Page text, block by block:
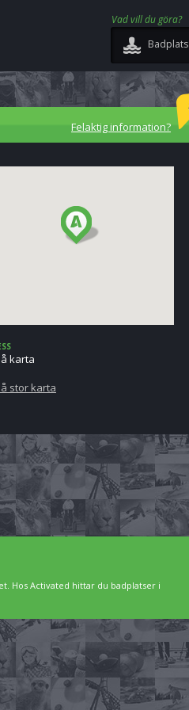
Vad vill du göra?
Badplats
Felaktig information?
karta
stor karta
Hos Activated hittar du badplatser i